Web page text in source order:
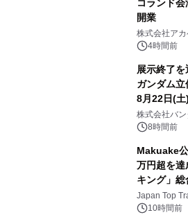
コランド
開業
株式会社ア
4時間前
展示終了
ガンダム立
8月22日(
像『
BEYOND
株式会社バ
8時間前
Makuake
万円超を
キング」
浴シンギン
ズ（XL・
Japan Top
10時間前